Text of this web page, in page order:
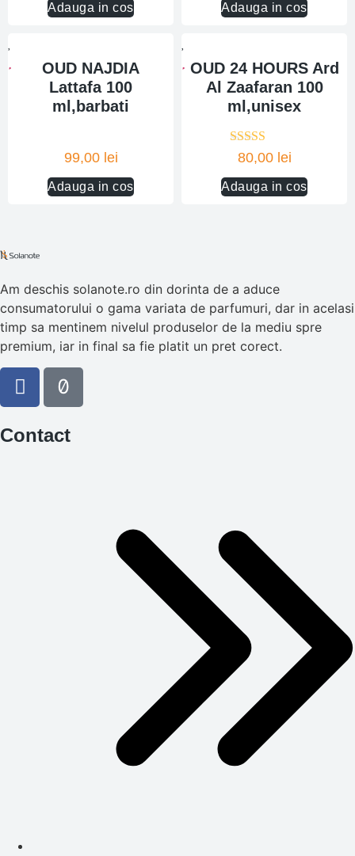
Adauga in cos Adauga in cos
OUD NAJDIA
Lattafa 100
ml,barbati
99,00 lei
Adauga in cos
OUD 24 HOURS Ard
Al Zaafaran 100
ml,unisex
80,00 lei
Adauga in cos
Evaluat la
5.00
Am deschis solanote.ro din dorinta de a aduce
consumatorului o gama variata de parfumuri, dar in acelasi
timp sa mentinem nivelul produselor de la mediu spre
premium, iar in final sa fie platit un pret corect.
Contact